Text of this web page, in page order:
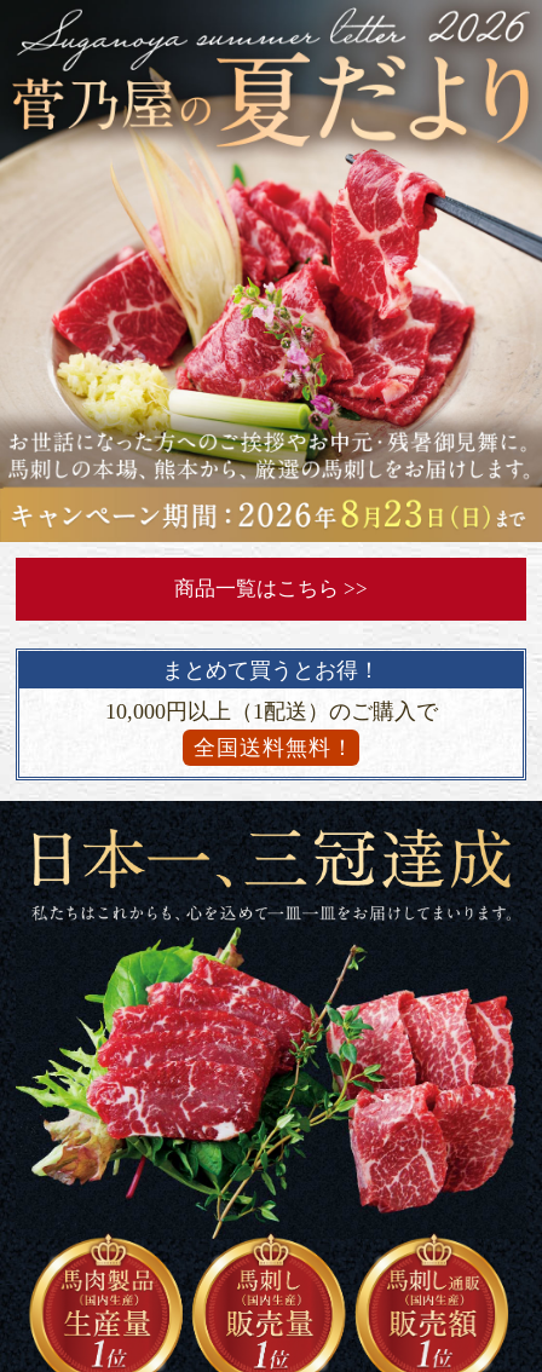
商品一覧はこちら >>
まとめて買うとお得！
10,000円以上（1配送）のご購入で
全国送料無料！